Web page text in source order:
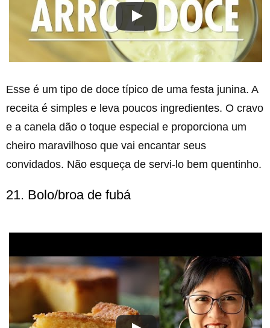
Esse é um tipo de doce típico de uma festa junina. A
receita é simples e leva poucos ingredientes. O cravo
e a canela dão o toque especial e proporciona um
cheiro maravilhoso que vai encantar seus
convidados. Não esqueça de servi-lo bem quentinho.
21. Bolo/broa de fubá